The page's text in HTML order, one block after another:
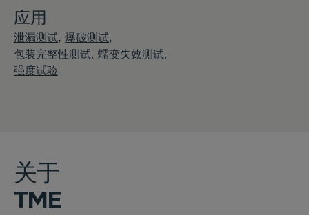
应用
泄漏测试, 爆破测试,
包装完整性测试, 蠕变失效测试,
强度试验
关于
TME